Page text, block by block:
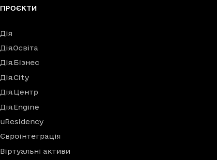
ПРОЄКТИ
Дія
Дія.Освіта
Дія.Бізнес
Дія.City
Дія.Центр
Дія.Engine
uResidency
Євроінтеграція
Віртуальні активи